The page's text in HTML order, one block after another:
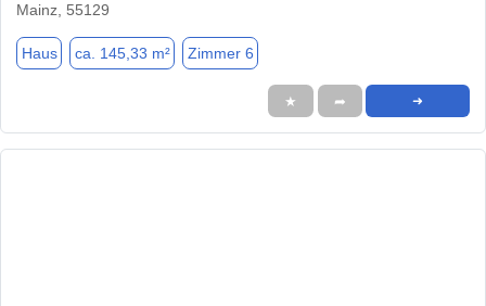
Mainz, 55129
Haus ca. 145,33 m² Zimmer 6
★ ➦ ➜